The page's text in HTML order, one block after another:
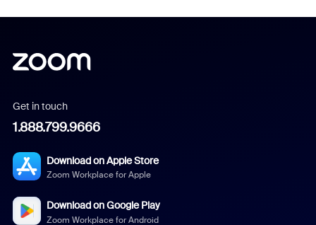
Get in touch
1.888.799.9666
Download on Apple Store
Zoom Workplace for Apple
Download on Google Play
Zoom Workplace for Android